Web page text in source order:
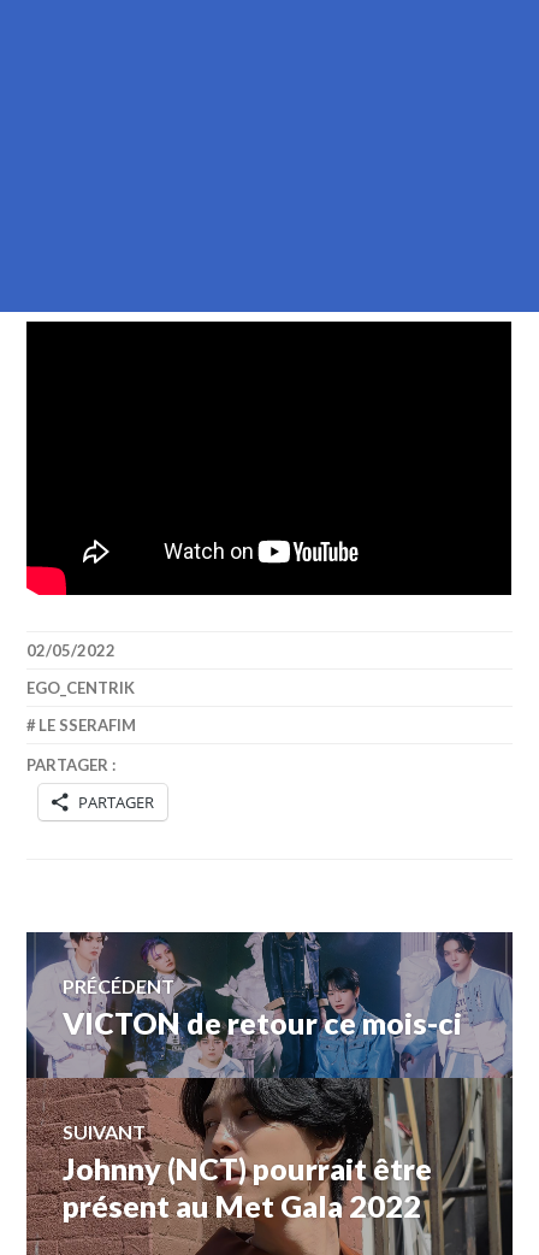
02/05/2022
EGO_CENTRIK
LE SSERAFIM
PARTAGER :
PARTAGER
Navigation
de
l’article
PRÉCÉDENT
Article
précédent :
VICTON de retour ce mois-ci
SUIVANT
Article
Suivant:
Johnny (NCT) pourrait être
présent au Met Gala 2022